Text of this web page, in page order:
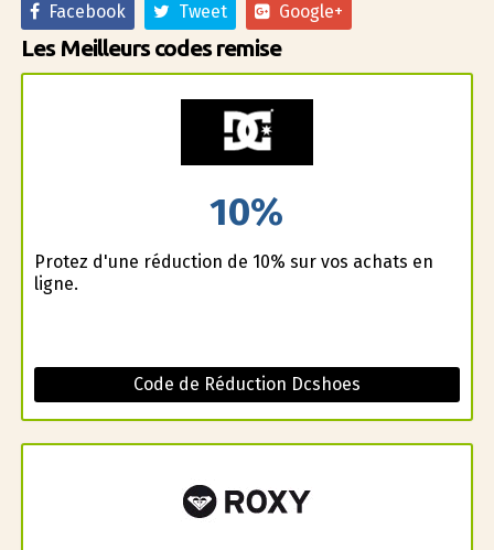
Facebook
Tweet Google+
Les Meilleurs codes remise
10%
Profitez d'une réduction de 10% sur vos achats en
ligne.
Code de Réduction Dcshoes